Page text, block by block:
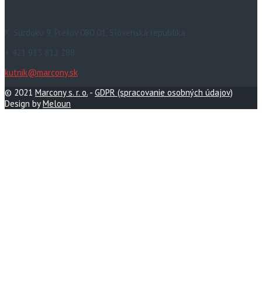
K. Surdoku 9, Prešov 080 01, Slovenská republika.
+ 421 915 812 288
kutnik@marcony.sk
© 2021 Marcony s. r. o. - GDPR (spracovanie osobných údajov)
Design byMeloun